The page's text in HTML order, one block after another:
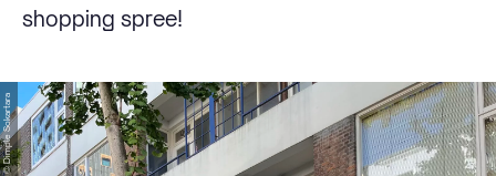
shopping spree!
© Dimple Sokartara